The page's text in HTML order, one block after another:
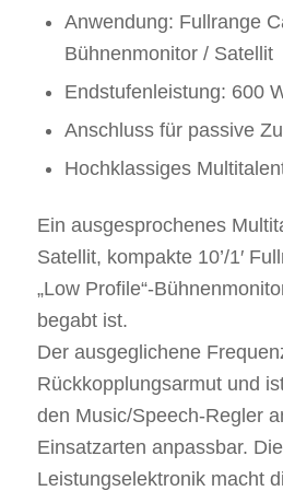
Anwendung: Fullrange
Bühnenmonitor / Satellit
Endstufenleistung: 600
Anschluss für passive
Hochklassiges
Ein ausgesprochenes
Satellit, kompakte 10’/1′
„Low Profile“-
begabt ist.
Der ausgeglichene
Rückkopplungsarmut und
den Music/Speech-Regler
Einsatzarten anpassbar.
Leistungselektronik macht